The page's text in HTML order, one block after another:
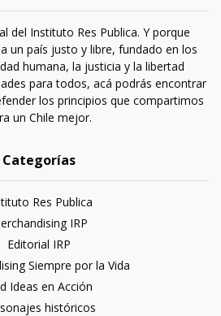
del Instituto Res Publica. Y porque
un país justo y libre, fundado en los
humana, la justicia y la libertad
para todos, acá podrás encontrar
los principios que compartimos
un Chile mejor.
Categorías
Res Publica
IRP
Editorial IRP
Siempre por la Vida
Ideas en Acción
históricos